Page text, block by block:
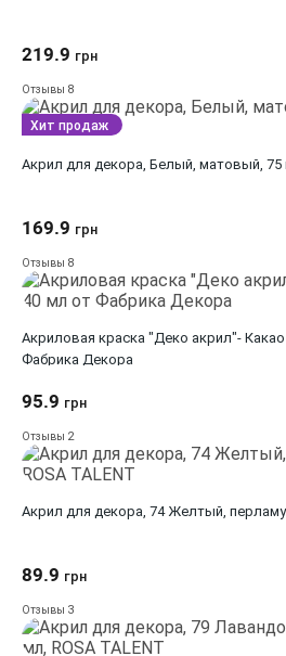
219.9 грн
Отзывы 8
Акрил для декора, Белый, матовый, 75
169.9 грн
Отзывы 8
Хит продаж
Акриловая краска "Деко акрил"-
Фабрика Декора
95.9 грн
Отзывы 2
Акрил для декора, 74 Желтый,
89.9 грн
Отзывы 3